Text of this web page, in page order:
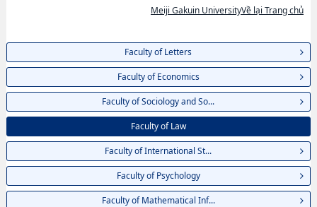
Meiji Gakuin UniversityVề lại Trang chủ
Faculty of Letters
Faculty of Economics
Faculty of Sociology and So...
Faculty of Law
Faculty of International St...
Faculty of Psychology
Faculty of Mathematical Inf...